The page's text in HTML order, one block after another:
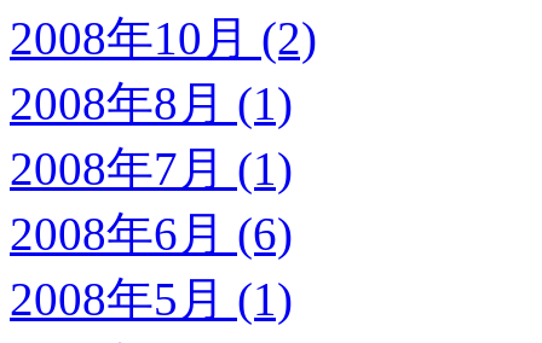
2008年10月 (2)
2008年8月 (1)
2008年7月 (1)
2008年6月 (6)
2008年5月 (1)